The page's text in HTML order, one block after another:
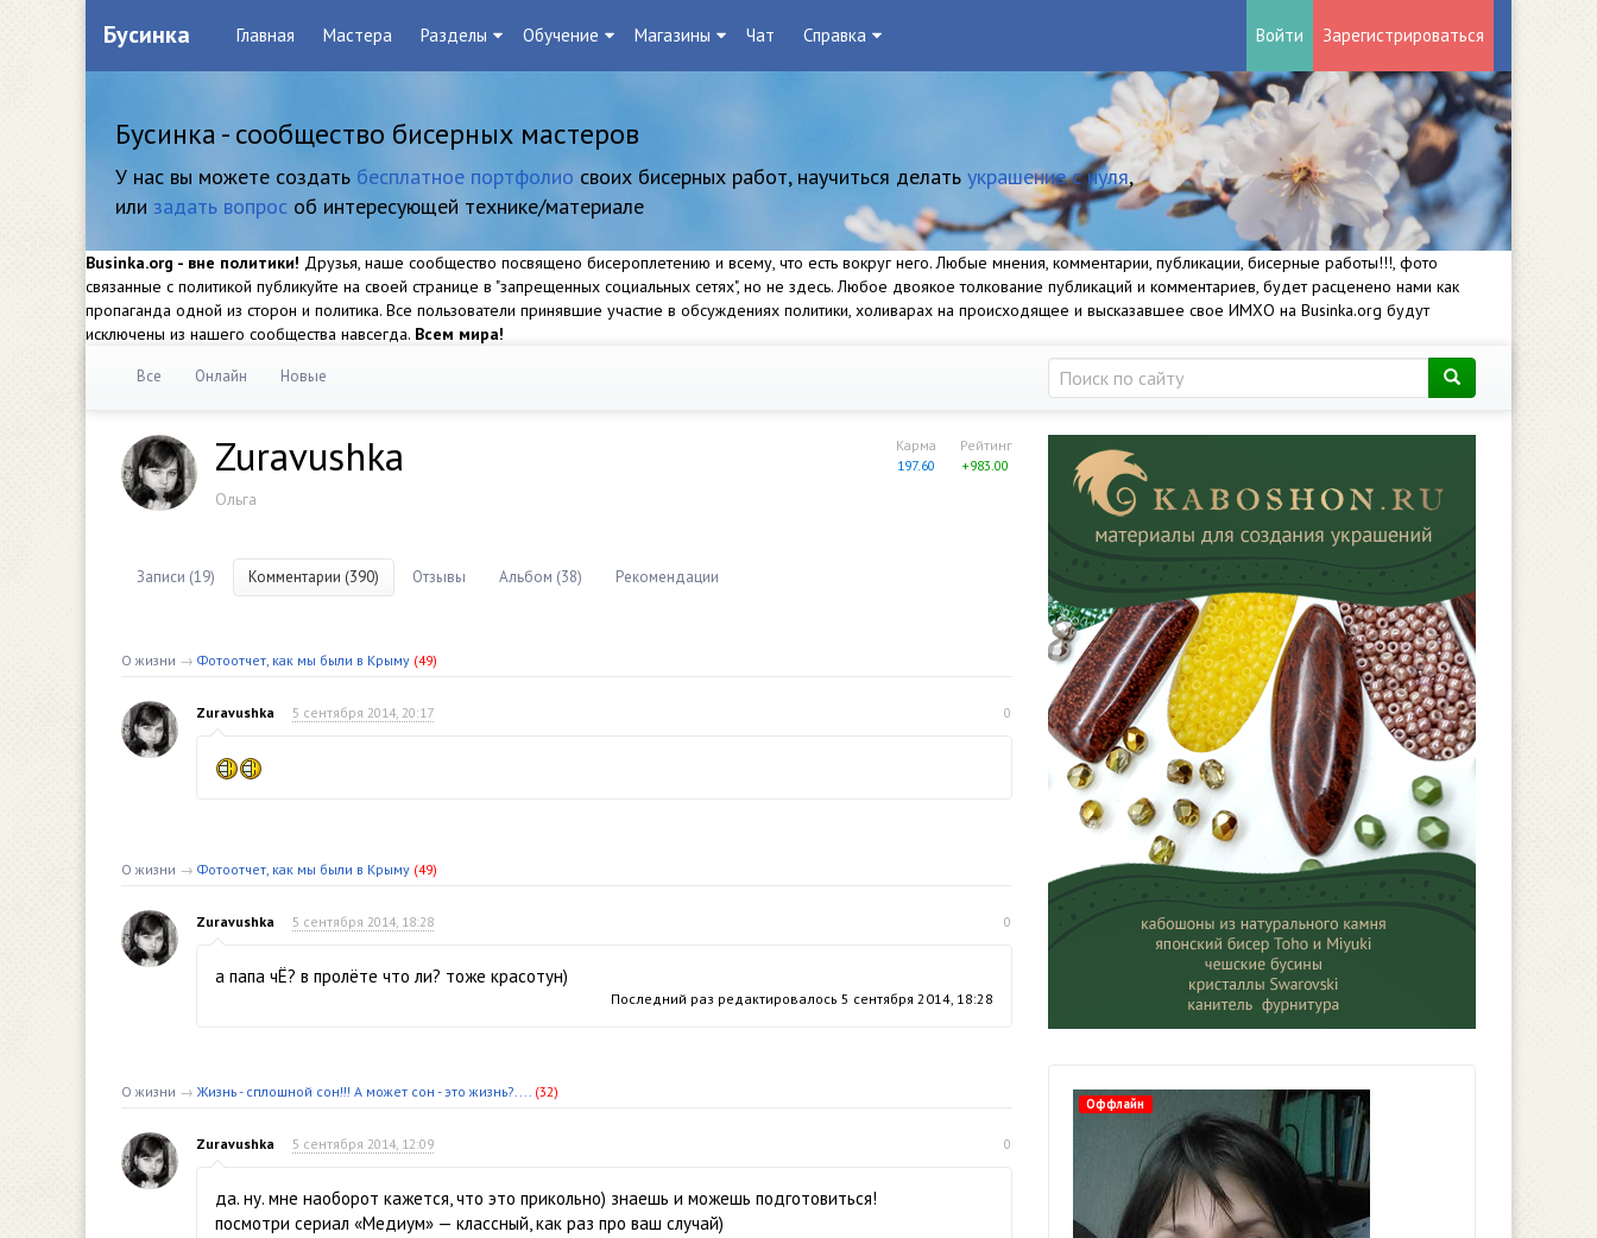
Бусинка Главная Мастера Разделы Обучение Магазины Чат Справка Войти Зарегистрироваться
Бусинка - сообщество бисерных мастеров
У нас вы можете создать бесплатное портфолио своих бисерных работ, научиться делать украшение с нуля,
или задать вопрос об интересующей технике/материале
Businka.org - вне политики! Друзья, наше сообщество посвящено бисероплетению и всему, что есть вокруг него. Любые мнения, комментарии, публикации, бисерные работы!!!, фото
связанные с политикой публикуйте на своей странице в "запрещенных социальных сетях", но не здесь. Любое двоякое толкование публикаций и комментариев, будет расценено нами как
пропаганда одной из сторон и политика. Все пользователи принявшие участие в обсуждениях политики, холиварах на происходящее и высказавшее свое ИМХО на Businka.org будут
исключены из нашего сообщества навсегда. Всем мира!
Все Онлайн Новые
Рейтинг
+983.00
Карма
197.60
Zuravushka
Ольга
Записи (19) Комментарии (390) Отзывы Альбом (38) Рекомендации
О жизни → Фотоотчет, как мы были в Крыму (49)
Zuravushka 5 сентября 2014, 20:17 0
О жизни → Фотоотчет, как мы были в Крыму (49)
Zuravushka 5 сентября 2014, 18:28 0
а папа чЁ? в пролёте что ли? тоже красотун)
Последний раз редактировалось 5 сентября 2014, 18:28
О жизни → Жизнь - сплошной сон!!! А может сон - это жизнь?.... (32)
Zuravushka 5 сентября 2014, 12:09 0
да. ну. мне наоборот кажется, что это прикольно) знаешь и можешь подготовиться!
посмотри сериал «Медиум» — классный, как раз про ваш случай)
Оффлайн